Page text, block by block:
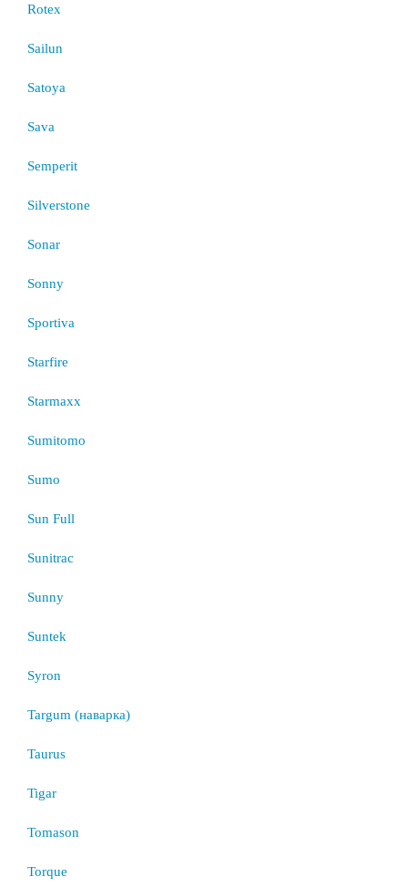
Rotex
Sailun
Satoya
Sava
Semperit
Silverstone
Sonar
Sonny
Sportiva
Starfire
Starmaxx
Sumitomo
Sumo
Sun Full
Sunitrac
Sunny
Suntek
Syron
Targum (наварка)
Taurus
Tigar
Tomason
Torque